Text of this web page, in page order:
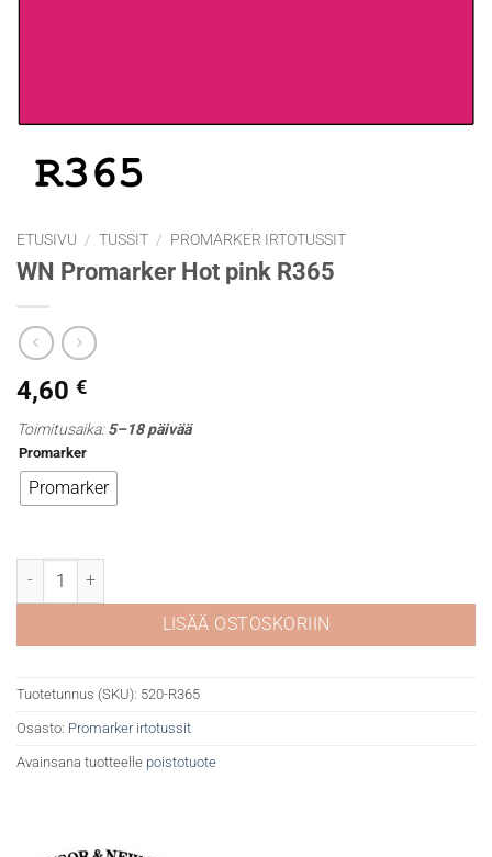
ETUSIVU / TUSSIT / PROMARKER IRTOTUSSIT
WN Promarker Hot pink R365
4,60 €
Toimitusaika:5–18 päivää
Promarker
Promarker
WN Promarker Hot pink R365 määrä
LISÄÄ OSTOSKORIIN
Tuotetunnus (SKU): 520-R365
Osasto: Promarker irtotussit
Avainsana tuotteelle poistotuote